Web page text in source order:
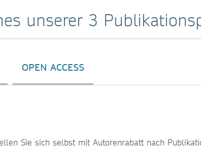
unserer 3
OPEN ACCESS
Sie sich selbst mit Autorenrabatt nach